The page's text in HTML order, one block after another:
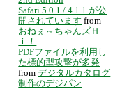
Safari 5.0.1 / 4.1.1 が公
開されています from
おねぇ～ちゃんズＨ
ｉ！
PDFファイルを利用し
た標的型攻撃が多発
from デジタルカタログ
制作のデジパン